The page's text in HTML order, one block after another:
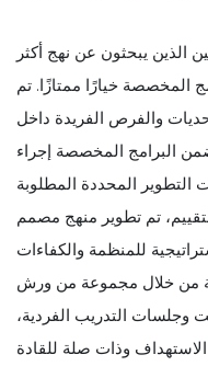
الذين يبحثون عن نهج أكثر
المخصصة خيارًا ممتازًا. تم
والفرص الفريدة داخل
البرامج المخصصة إجراء
التطوير المحددة المطلوبة
تم تطوير منهج مصمم
للمنظمة والكفاءات
من خلال مجموعة من ورش
وجلسات التدريب الفردية،